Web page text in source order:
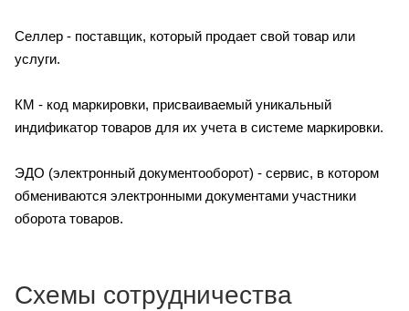
Селлер - поставщик, который продает свой товар или
услуги.
КМ - код маркировки, присваиваемый уникальный
индификатор товаров для их учета в системе маркировки.
ЭДО (электронный документооборот) - сервис, в котором
обмениваются электронными документами участники
оборота товаров.
Схемы сотрудничества